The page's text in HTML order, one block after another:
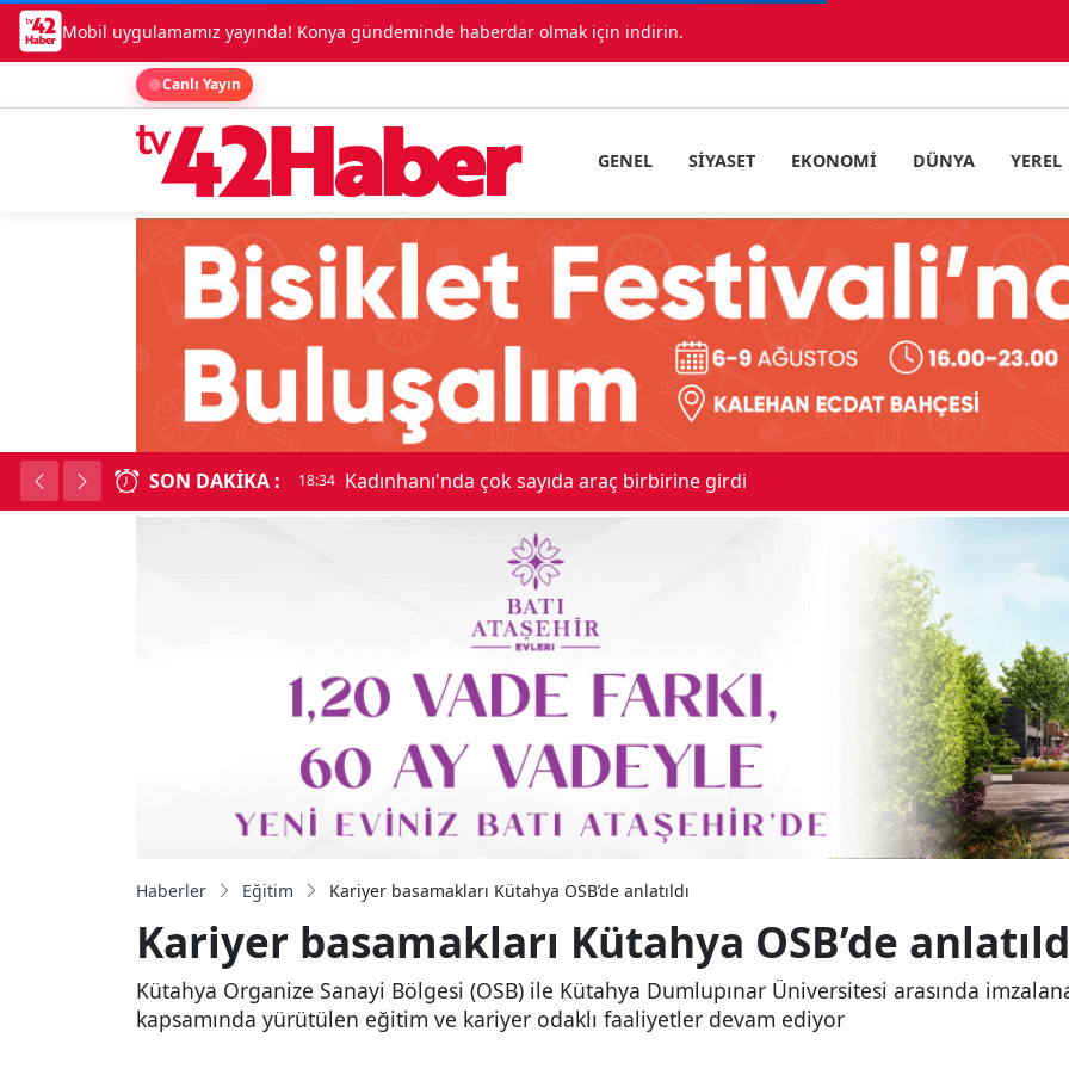
Mobil uygulamamız yayında! Konya gündeminde haberdar olmak için indirin.
Canlı Yayın
GENEL SIYASET EKONOMI DÜNYA YEREL
SON DAKIKA : 18:34 Kadınhanı'nda çok sayıda araç birbirine girdi
Haberler Eğitim Kariyer basamakları Kütahya OSB’de anlatıldı
Kariyer basamakları Kütahya OSB’de
Kütahya Organize Sanayi Bölgesi (OSB) ile Kütahya Dumlupınar Üniversitesi arasında
kapsamında yürütülen eğitim ve kariyer odaklı faaliyetler devam ediyor